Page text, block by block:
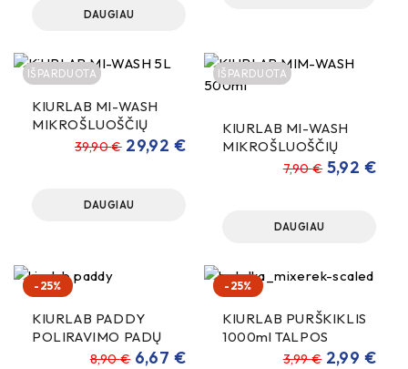
DAUGIAU
IŠPARDUOTA
KIURLAB MI-WASH
MIKROŠLUOŠČIŲ
VALIKLIS 5000ml
39,90€ 29,92 €
DAUGIAU
IŠPARDUOTA
KIURLAB MI-WASH
MIKROŠLUOŠČIŲ
VALIKLIS 500ml
7,90€ 5,92 €
DAUGIAU
-25%
KIURLAB PADDY
POLIRAVIMO PADŲ
VALIKLIS 500ML
8,90€ 6,67 €
-25%
KIURLAB PURŠKIKLIS
1000ml TALPOS
3,99€ 2,99 €